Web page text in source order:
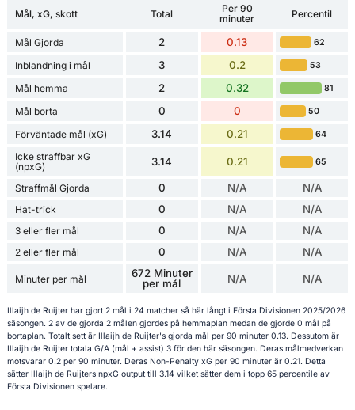
Mål, xG, skott Total
Per 90
minuter
Percentil
Mål Gjorda 2 0.13 62
Inblandning i mål 3 0.2 53
Mål hemma 2 0.32 81
Mål borta 0 0 50
Förväntade mål (xG) 3.14 0.21 64
Icke straffbar xG
(npxG)
3.14 0.21 65
Straffmål Gjorda 0 N/A N/A
Hat-trick 0 N/A N/A
3 eller fler mål 0 N/A N/A
2 eller fler mål 0 N/A N/A
Minuter per mål
672 Minuter
per mål
N/A N/A
Illaijh de Ruijter har gjort 2 mål i 24 matcher så här långt i Första Divisionen 2025/2026
säsongen. 2 av de gjorda 2 målen gjordes på hemmaplan medan de gjorde 0 mål på
bortaplan. Totalt sett är Illaijh de Ruijter's gjorda mål per 90 minuter 0.13. Dessutom är
Illaijh de Ruijter totala G/A (mål + assist) 3 för den här säsongen. Deras målmedverkan
motsvarar 0.2 per 90 minuter. Deras Non-Penalty xG per 90 minuter är 0.21. Detta
sätter Illaijh de Ruijters npxG output till 3.14 vilket sätter dem i topp 65 percentile av
Första Divisionen spelare.